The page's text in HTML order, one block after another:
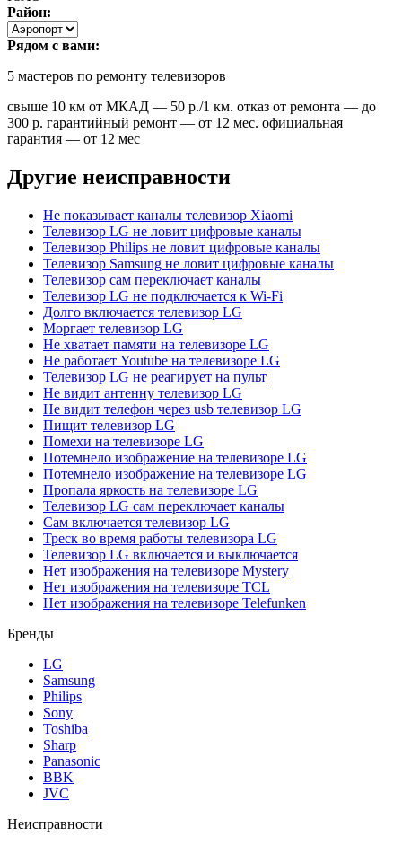
Район:
Рядом с вами:
5 мастеров по ремонту телевизоров
свыше 10 км от МКАД — 50 р./1 км. отказ от ремонта — до
300 р. гарантийный ремонт — от 12 мес. официальная
гарантия — от 12 мес
Другие неисправности
Не показывает каналы телевизор Xiaomi
Телевизор LG не ловит цифровые каналы
Телевизор Philips не ловит цифровые каналы
Телевизор Samsung не ловит цифровые каналы
Телевизор сам переключает каналы
Телевизор LG не подключается к Wi-Fi
Долго включается телевизор LG
Моргает телевизор LG
Не хватает памяти на телевизоре LG
Не работает Youtube на телевизоре LG
Телевизор LG не реагирует на пульт
Не видит антенну телевизор LG
Не видит телефон через usb телевизор LG
Пищит телевизор LG
Помехи на телевизоре LG
Потемнело изображение на телевизоре LG
Потемнело изображение на телевизоре LG
Пропала яркость на телевизоре LG
Телевизор LG сам переключает каналы
Сам включается телевизор LG
Треск во время работы телевизора LG
Телевизор LG включается и выключается
Нет изображения на телевизоре Mystery
Нет изображения на телевизоре TCL
Нет изображения на телевизоре Telefunken
Бренды
LG
Samsung
Philips
Sony
Toshiba
Sharp
Panasonic
BBK
JVC
Неисправности